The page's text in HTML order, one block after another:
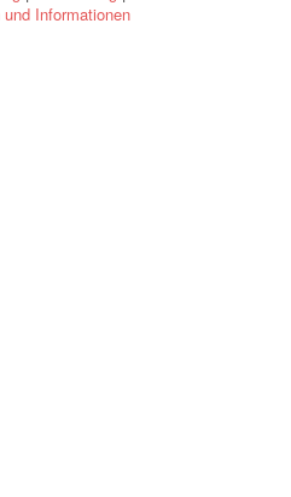
Informationen